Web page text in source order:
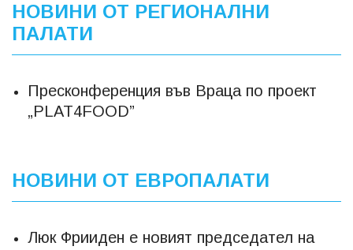
НОВИНИ ОТ РЕГИОНАЛНИ
ПАЛАТИ
Пресконференция във Враца по проект
„PLAT4FOOD”
НОВИНИ ОТ ЕВРОПАЛАТИ
Люк Фрииден е новият председател на